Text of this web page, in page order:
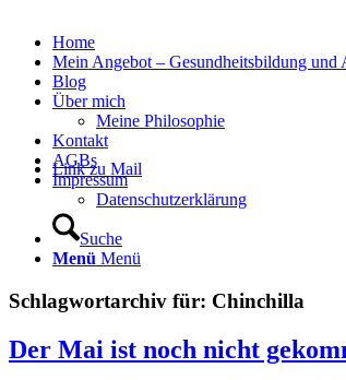
Link zu Mail
Home
Mein Angebot – Gesundheitsbildung und
Blog
Über mich
Meine Philosophie
Kontakt
AGBs
Impressum
Datenschutzerklärung
Suche
Menü Menü
Schlagwortarchiv für: Chinchilla
Der Mai ist noch nicht